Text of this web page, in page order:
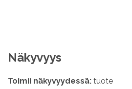
Näkyvyys
Toimii näkyvyydessä: tuote